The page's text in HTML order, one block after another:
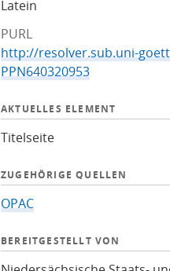
Latein
PURL
http://resolver.sub.uni-
PPN640320953
AKTUELLES ELEMENT
Titelseite
ZUGEHÖRIGE QUELLEN
OPAC
BEREITGESTELLT VON